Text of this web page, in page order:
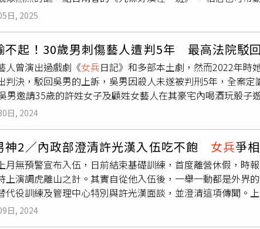
之花。最近因為兒子生父事件再度登上媒體版面的「姐姐」
利社小姐「阿枝」，當時年僅16歲的謝金燕，用精湛演技完
對手戲。而拍攝當時李興文也正在海軍陸戰隊服役，成為第
曝光。（圖／報系資料照）女團「Roomie」成員林珈安曾
時她在劇中和孫其君譜出「豪美戀」，戲外也被媒體拍到兩
相當親密，但雙方都沒有出面證實是否「戀愛ING」。孫其
花「艾美心」。（圖／報系資料照）女星辜莞允（NONO）
封為宅男女神。2014年女NONO在中視播出的《一代新兵之
個角色，她曾表示：「編劇說這個角色很天真，其實跟我私
極少年》飾演福利社之花福利社的美少女阿菜。（圖／報系資
日, 2025
不起！30歲男刺傷藝人遭判5年 最高法院駁
人曾演出過戲劇《女兵日記》和多部本土劇，然而2022年時
判決，駁回吳男的上訴，吳男因殺人未遂被判刑5年，全案
男邀請35歲的許姓女子及顧姓女藝人在其豪宅內喝酒玩骰子
致他頻繁輸酒而不滿，情緒逐漸失控。吳男惱羞成怒，衝入
傷後，奮力逃進廁所並反鎖躲避。接著吳男又持刀朝許女的
治，顧女頸部撕裂傷縫合18針，許女則因腹部穿刺傷導致結
院審理期間，否認殺人犯意，辯稱當時因酒精與藥物影響，
隨意揮舞。然而法院不採信其說法，根據受害女子的供詞，
期徒刑7年。吳男不服，上訴至二審，高等法院雖然維持殺
狀，且持續接受精神科與戒酒治療，將刑期減輕為5年。全
日, 2024
神2／內政部澄清許光漢入伍吃不飽 女兵爭
月無預警宣布入伍，日前結束基礎訓練，首度離營休假，時
上演調虎離山之計。其實自從他入伍後，一舉一動都是外界
代役訓練及管理中心特別與許光漢面談，並澄清這項傳聞。
、馬念先、Lulu黃路梓茵、邰智源等主要演員都到場，卻獨
想到當晚就傳出他至成功嶺報到的消息，隔天他的經紀公司
日, 2024